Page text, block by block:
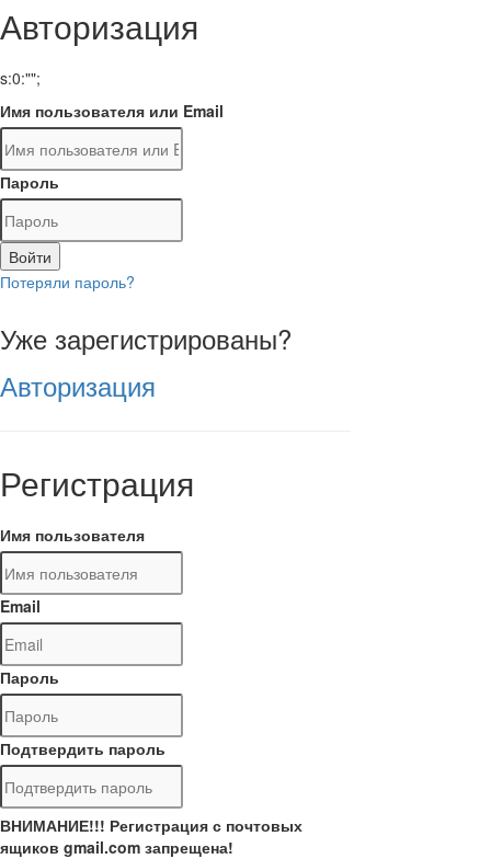
Авторизация
s:0:"";
Имя пользователя или Email
Пароль
Войти
Потеряли пароль?
Уже зарегистрированы?
Авторизация
Регистрация
Имя пользователя
Email
Пароль
Подтвердить пароль
ВНИМАНИЕ!!! Регистрация с почтовых
ящиков gmail.com запрещена!